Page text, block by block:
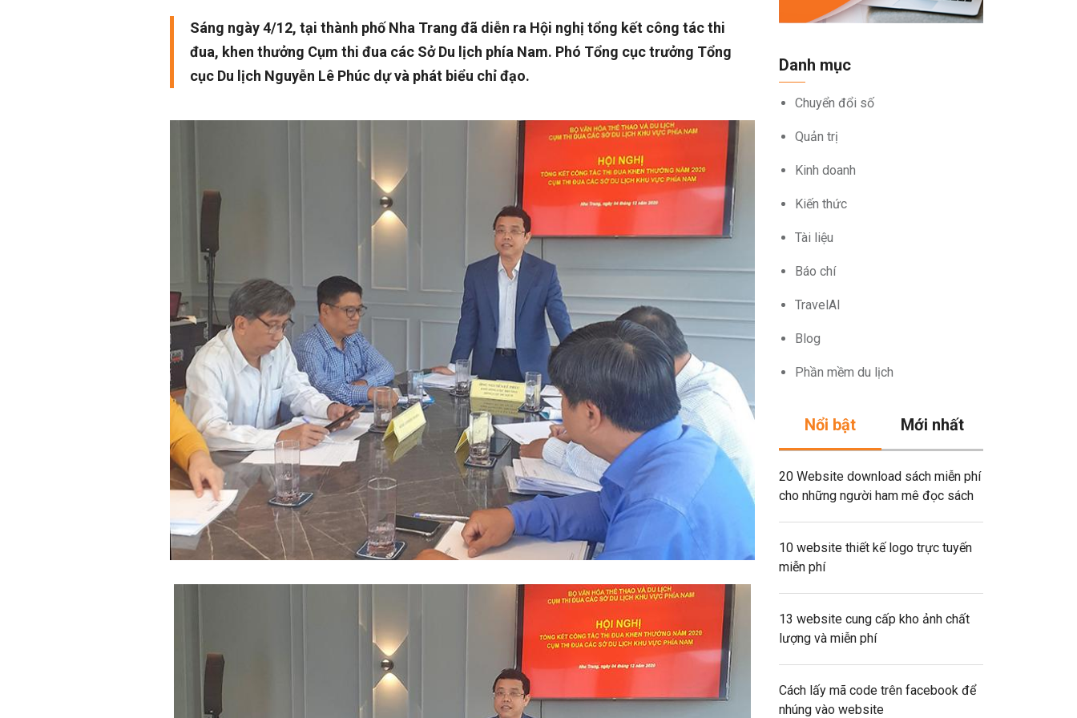
Sáng ngày 4/12, tại thành phố Nha Trang đã diễn ra Hội nghị tổng kết công tác thi
đua, khen thưởng Cụm thi đua các Sở Du lịch phía Nam. Phó Tổng cục trưởng Tổng
cục Du lịch Nguyễn Lê Phúc dự và phát biểu chỉ đạo.
Danh mục
Chuyển đổi số
Quản trị
Kinh doanh
Kiến thức
Tài liệu
Báo chí
TravelAI
Blog
Phần mềm du lịch
Nổi bật Mới nhất
20 Website download sách miễn phí
cho những người ham mê đọc sách
10 website thiết kế logo trực tuyến
miễn phí
13 website cung cấp kho ảnh chất
lượng và miễn phí
Cách lấy mã code trên facebook để
nhúng vào website